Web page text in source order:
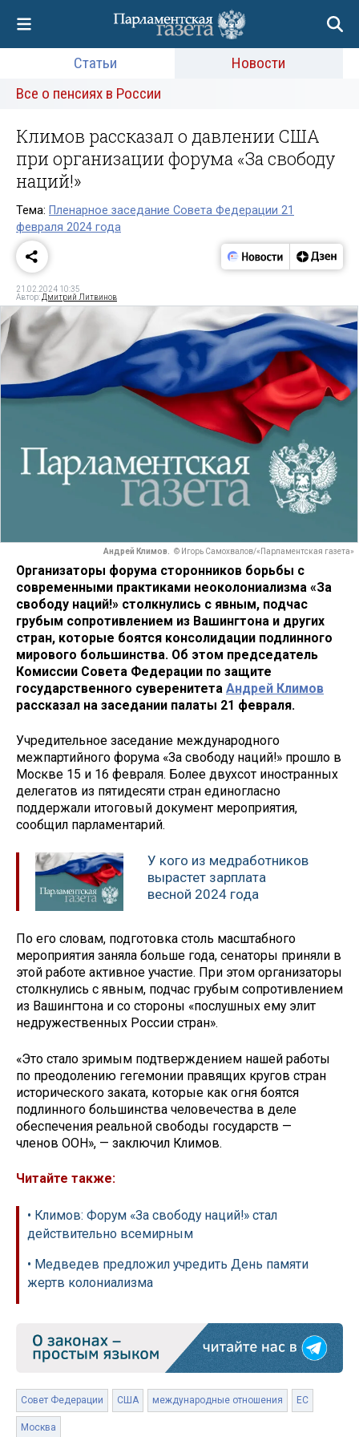
Статьи
Новости
Все о пенсиях в России
Климов рассказал о давлении США
при организации форума «За свободу
наций!»
Тема: Пленарное заседание Совета Федерации 21
февраля 2024 года
21.02.2024 10:35
Автор: Дмитрий Литвинов
Андрей Климов. © Игорь Самохвалов/«Парламентская газета»
Организаторы форума сторонников борьбы с
современными практиками неоколониализма «За
свободу наций!» столкнулись с явным, подчас
грубым сопротивлением из Вашингтона и других
стран, которые боятся консолидации подлинного
мирового большинства. Об этом председатель
Комиссии Совета Федерации по защите
государственного суверенитета Андрей Климов
рассказал на заседании палаты 21 февраля.
Учредительное заседание международного
межпартийного форума «За свободу наций!» прошло в
Москве 15 и 16 февраля. Более двухсот иностранных
делегатов из пятидесяти стран единогласно
поддержали итоговый документ мероприятия,
сообщил парламентарий.
У кого из медработников
вырастет зарплата
весной 2024 года
По его словам, подготовка столь масштабного
мероприятия заняла больше года, сенаторы приняли в
этой работе активное участие. При этом организаторы
столкнулись с явным, подчас грубым сопротивлением
из Вашингтона и со стороны «послушных ему элит
недружественных России стран».
«Это стало зримым подтверждением нашей работы
по преодолению гегемонии правящих кругов стран
исторического заката, которые как огня боятся
подлинного большинства человечества в деле
обеспечения реальной свободы государств —
членов ООН», — заключил Климов.
Читайте также:
• Климов: Форум «За свободу наций!» стал
действительно всемирным
• Медведев предложил учредить День памяти
жертв колониализма
Совет Федерации США международные отношения ЕС
Москва